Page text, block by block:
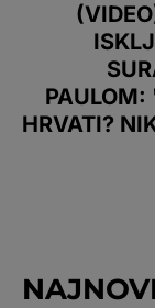
PAULOM:
HRVATI?